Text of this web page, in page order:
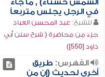
الشمس حسناء) , ما جاء
في الرجل يجلس متربعاً
للشيخ: عبد المحسن العباد
جزء من محاضرة ( شرح سنن أبي
داود [550])
الفهرس: طريق
أخرى لحديث (إن من